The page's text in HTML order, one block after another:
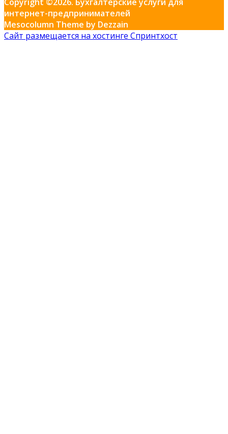
интернет-предпринимателей
Mesocolumn Theme by Dezzain
Сайт размещается на хостинге Спринтхост